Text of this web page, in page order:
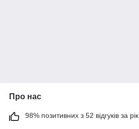
Про нас
98% позитивних з 52 відгуків за рік